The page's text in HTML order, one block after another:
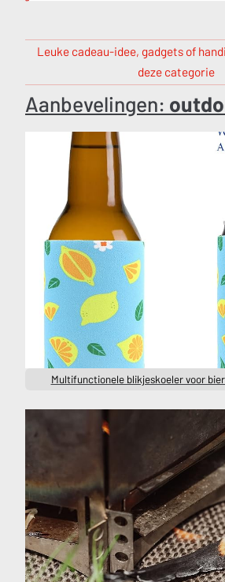
Leuke cadeau-idee, gadgets of
deze categorie
Aanbevelingen:
Multifunctionele blikjeskoeler voor